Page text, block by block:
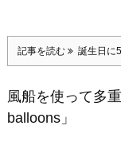
記事を読む 誕生日に
風船を使って多
balloons」